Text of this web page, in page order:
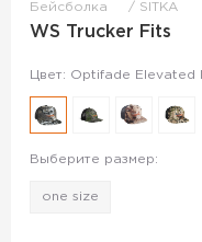
Бейсболка SITKA
WS Trucker Fits
Цвет: Optifade Elevated II
Выберите размер:
one size